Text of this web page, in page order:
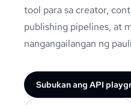
tool para sa creator,
publishing pipelines, at
nangangailangan ng
Subukan ang API